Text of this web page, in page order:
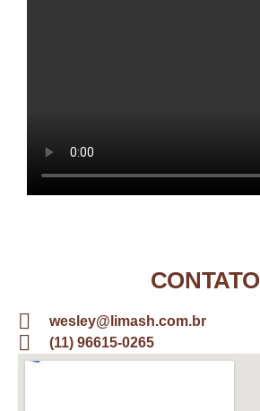
CONTATO
wesley@limash.com.br
(11) 96615-0265